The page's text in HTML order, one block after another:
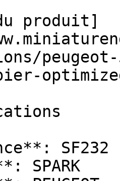
produit]
SF232
SPARK